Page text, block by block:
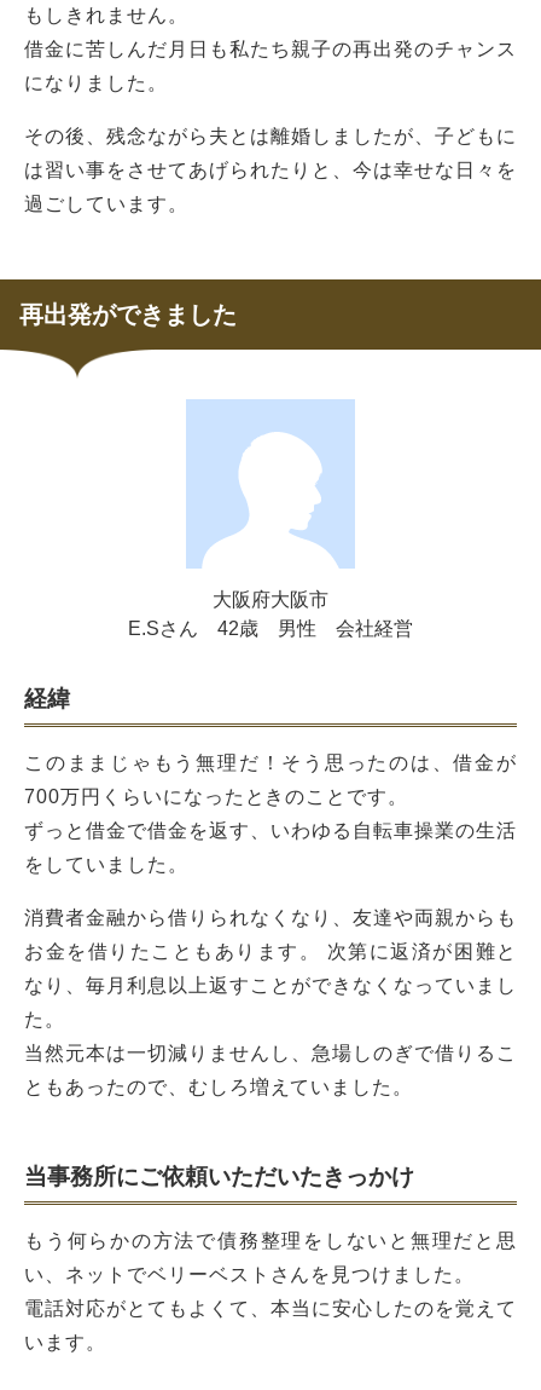
もしきれません。
借金に苦しんだ月日も私たち親子の再出発のチャンス
になりました。
その後、残念ながら夫とは離婚しましたが、子どもに
は習い事をさせてあげられたりと、今は幸せな日々を
過ごしています。
再出発ができました
大阪府大阪市
E.Sさん
42歳 男性 会社経営
経緯
このままじゃもう無理だ！そう思ったのは、借金が
700万円くらいになったときのことです。
ずっと借金で借金を返す、いわゆる自転車操業の生活
をしていました。
消費者金融から借りられなくなり、友達や両親からも
お金を借りたこともあります。 次第に返済が困難と
なり、毎月利息以上返すことができなくなっていまし
た。
当然元本は一切減りませんし、急場しのぎで借りるこ
ともあったので、むしろ増えていました。
当事務所にご依頼いただいたきっかけ
もう何らかの方法で債務整理をしないと無理だと思
い、ネットでベリーベストさんを見つけました。
電話対応がとてもよくて、本当に安心したのを覚えて
います。